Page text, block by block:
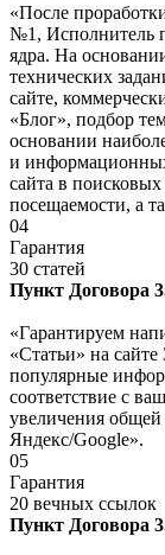
«После
№1, Исполнитель
ядра. На
технических
сайте,
«Блог», подбор
основании
и
сайта в
посещаемости, а
04
Гарантия
30 статей
Пункт Договора
«Гарантируем
«Статьи» на сайте
популярные
соответствие с
увеличения
Яндекс/Google».
05
Гарантия
20 вечных ссылок
Пункт Договора